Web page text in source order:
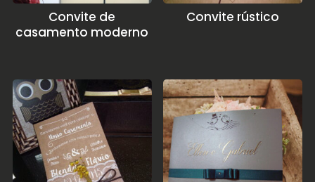
Convite de
casamento moderno
Convite rústico